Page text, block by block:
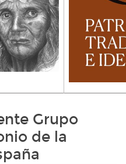
Grupo
de la